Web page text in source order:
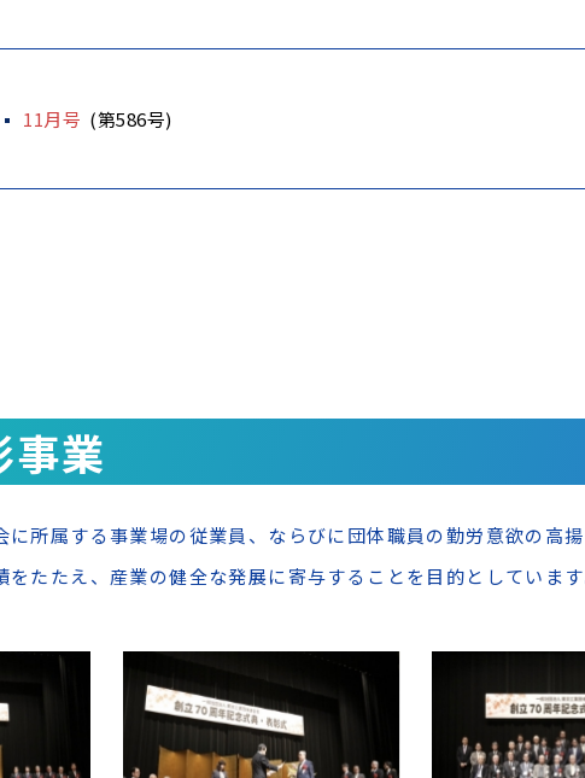
11月号 (第586号)
事業
に所属する事業場の従業員、ならびに団体職員の勤労意欲の高
たたえ、産業の健全な発展に寄与することを目的としています